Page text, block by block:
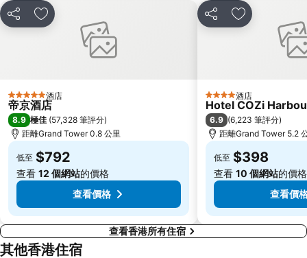
Sheung Wan Metro Station
Tsing Yi Metro Station
寶安區
Causeway Bay Metro Station
深圳野生動物園
大梅沙海濱公園
皇崗口岸
Lamma Island
香港屯門
Tin Hau Metro Station
九龍塘
金銀島酒店站
分享 放到收藏夾
5 星級 酒店
帝京酒店
8.9 極佳 (57,328 筆評分)
距離Grand Tower 0.8 公里
低至 $792
查看 12 個網站的價格
查看價格
分享 放到收藏夾
4 星級 酒店
Hotel COZi
6.9 (6,223 筆評分)
距離Grand Tower 5.2
低至 $398
查看 10 個網站的價格
查看價
查看香港所有住宿
其他香港住宿